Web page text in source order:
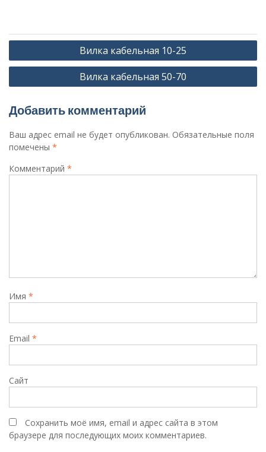
Навигация
по
Вилка кабельная 10-25
Вилка кабельная 50-70
Добавить комментарий
Ваш адрес email не будет опубликован. Обязательные поля
помечены *
Комментарий *
Имя *
Email *
Сайт
Сохранить моё имя, email и адрес сайта в этом
браузере для последующих моих комментариев.